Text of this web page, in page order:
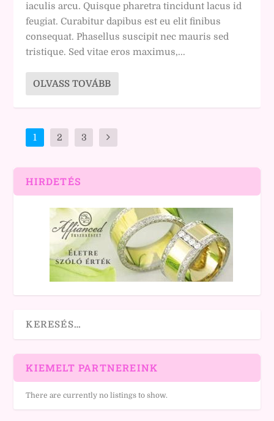
iaculis arcu. Quisque pharetra tincidunt lacus id
feugiat. Curabitur dapibus est eu elit finibus
consequat. Phasellus suscipit nec mauris sed
tristique. Sed vitae eros maximus,...
OLVASS TOVÁBB
1 2 3
HIRDETÉS
KIEMELT PARTNEREINK
There are currently no listings to show.